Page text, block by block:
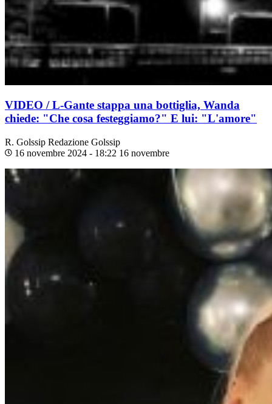
VIDEO / L-Gante stappa una bottiglia, Wanda
chiede: "Che cosa festeggiamo?" E lui: "L'amore"
R. Golssip Redazione Golssip
16 novembre 2024 - 18:22 16 novembre